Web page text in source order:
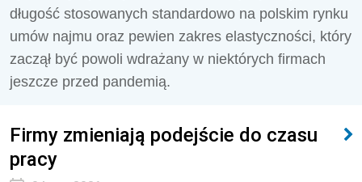
długość stosowanych standardowo na polskim rynku
umów najmu oraz pewien zakres elastyczności, który
zaczął być powoli wdrażany w niektórych firmach
jeszcze przed pandemią.
Firmy zmieniają podejście do czasu
pracy